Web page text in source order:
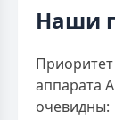
Наши
аппарата
очевидны: